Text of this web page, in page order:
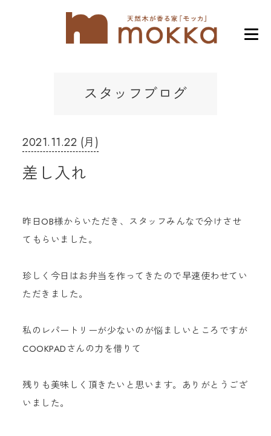
スタッフブログ
2021.11.22 (月)
差し入れ
昨日OB様からいただき、スタッフみんなで分けさせ
てもらいました。
珍しく今日はお弁当を作ってきたので早速使わせてい
ただきました。
私のレパートリーが少ないのが悩ましいところですが
COOKPADさんの力を借りて
残りも美味しく頂きたいと思います。ありがとうござ
いました。